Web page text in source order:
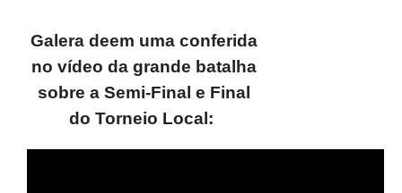
Galera deem uma conferida
no vídeo da grande batalha
sobre a Semi-Final e Final
do Torneio Local: